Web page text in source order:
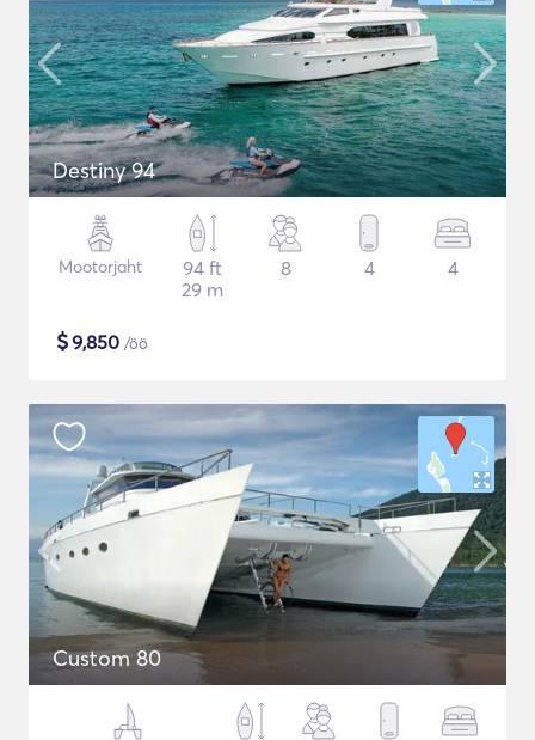
Destiny 94
Mootorjaht
94 ft
29 m
8 4 4
$9,850 /öö
Custom 80